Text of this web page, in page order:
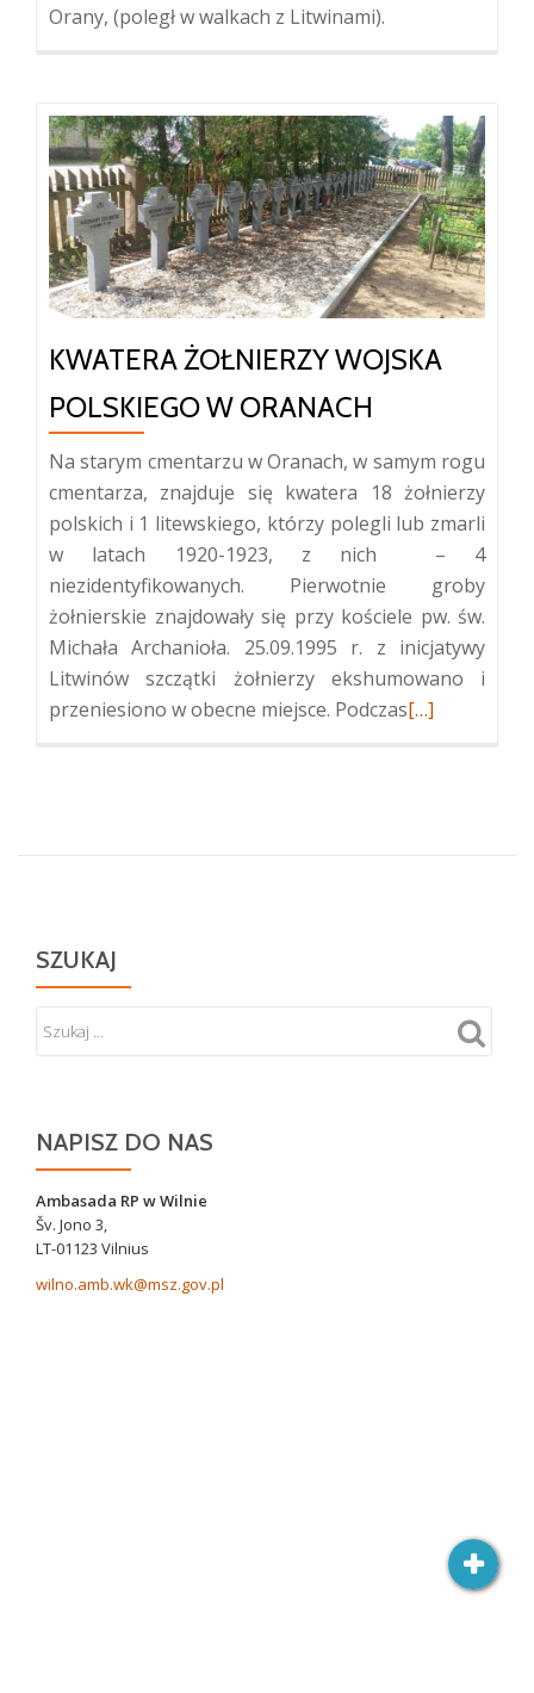
Orany, (poległ w walkach z Litwinami).
KWATERA ŻOŁNIERZY WOJSKA
POLSKIEGO W ORANACH
Na starym cmentarzu w Oranach, w samym rogu
cmentarza, znajduje się kwatera 18 żołnierzy
polskich i 1 litewskiego, którzy polegli lub zmarli
w latach 1920-1923, z nich – 4
niezidentyfikowanych. Pierwotnie groby
żołnierskie znajdowały się przy kościele pw. św.
Michała Archanioła. 25.09.1995 r. z inicjatywy
Litwinów szczątki żołnierzy ekshumowano i
przeniesiono w obecne miejsce. PodczasWięcej
w
[…]
SZUKAJ
NAPISZ DO NAS
Ambasada RP w Wilnie
Šv. Jono 3,
LT-01123 Vilnius
wilno.amb.wk@msz.gov.pl